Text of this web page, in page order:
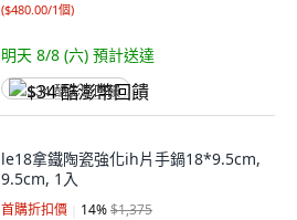
($480.00/1個)
明天 8/8 (六) 預計送達
$34 酷澎幣回饋
le18拿鐵陶瓷強化ih片手鍋18*9.5cm,
9.5cm, 1入
首購折扣價 14%$1,375